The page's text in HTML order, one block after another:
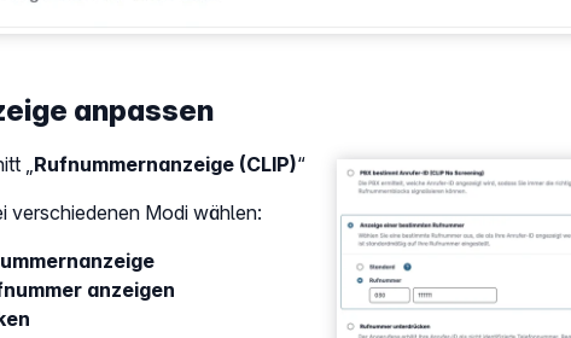
anpassen
Show larger version
„Rufnummernanzeige (CLIP)“
verschiedenen Modi wählen:
anzeigen